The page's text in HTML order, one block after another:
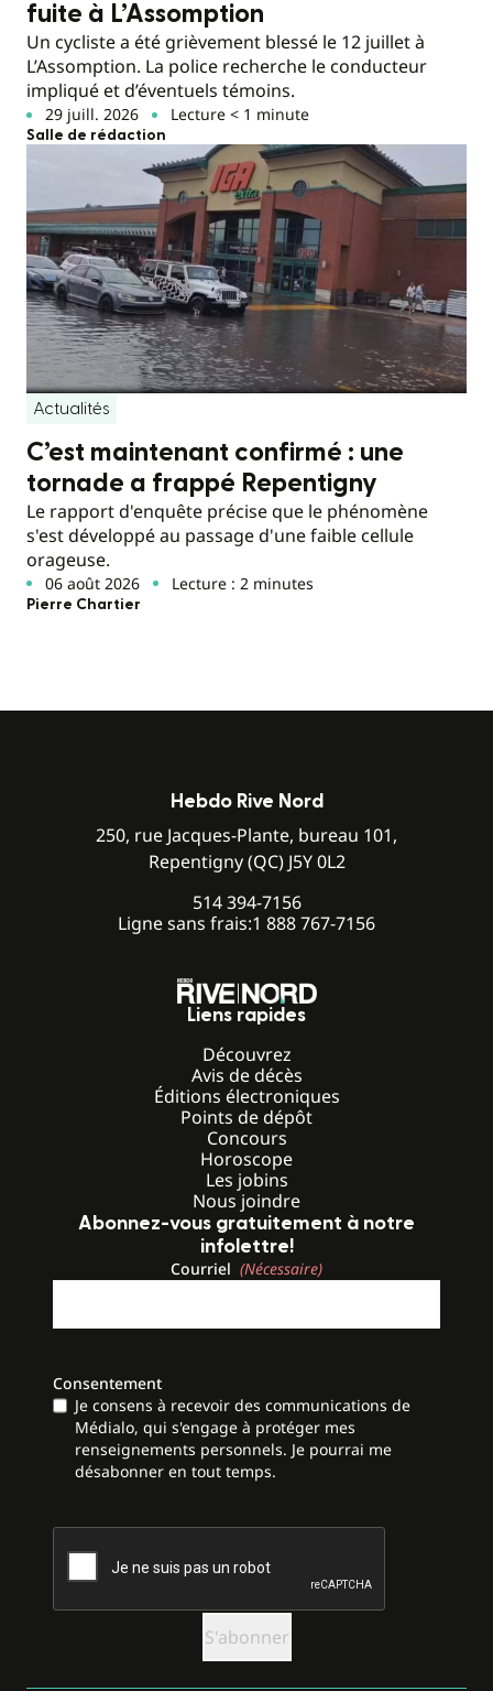
fuite à L’Assomption
Un cycliste a été grièvement blessé le 12 juillet à
L’Assomption. La police recherche le conducteur
impliqué et d’éventuels témoins.
29 juill. 2026 Lecture < 1 minute
Salle de rédaction
Actualités
C’est maintenant confirmé : une
tornade a frappé Repentigny
Le rapport d'enquête précise que le phénomène
s'est développé au passage d'une faible cellule
orageuse.
06 août 2026 Lecture : 2 minutes
Pierre Chartier
Hebdo Rive Nord
250, rue Jacques-Plante, bureau 101,
Repentigny (QC) J5Y 0L2
514 394-7156
Ligne sans frais:1 888 767-7156
Liens rapides
Découvrez
Avis de décès
Éditions électroniques
Points de dépôt
Concours
Horoscope
Les jobins
Nous joindre
Abonnez-vous gratuitement à notre
infolettre!
Courriel (Nécessaire)
Consentement
Je consens à recevoir des communications de
Médialo, qui s'engage à protéger mes
renseignements personnels. Je pourrai me
désabonner en tout temps.